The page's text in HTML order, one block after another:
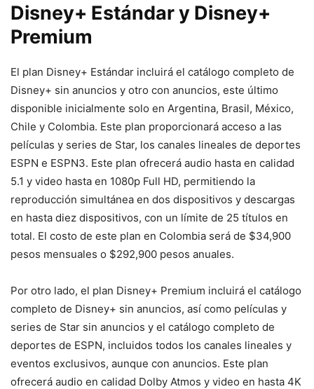
Disney+ Estándar y Disney+
Premium
El plan Disney+ Estándar incluirá el catálogo completo de
Disney+ sin anuncios y otro con anuncios, este último
disponible inicialmente solo en Argentina, Brasil, México,
Chile y Colombia. Este plan proporcionará acceso a las
películas y series de Star, los canales lineales de deportes
ESPN e ESPN3. Este plan ofrecerá audio hasta en calidad
5.1 y video hasta en 1080p Full HD, permitiendo la
reproducción simultánea en dos dispositivos y descargas
en hasta diez dispositivos, con un límite de 25 títulos en
total. El costo de este plan en Colombia será de $34,900
pesos mensuales o $292,900 pesos anuales.
Por otro lado, el plan Disney+ Premium incluirá el catálogo
completo de Disney+ sin anuncios, así como películas y
series de Star sin anuncios y el catálogo completo de
deportes de ESPN, incluidos todos los canales lineales y
eventos exclusivos, aunque con anuncios. Este plan
ofrecerá audio en calidad Dolby Atmos y video en hasta 4K